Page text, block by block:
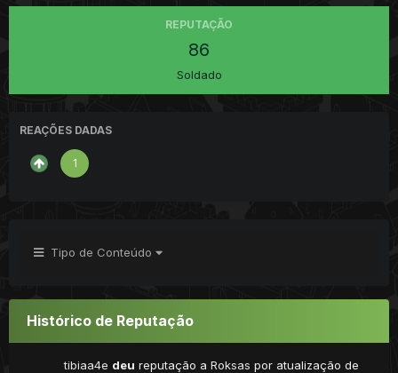
REPUTAÇÃO
86
Soldado
REAÇÕES DADAS
1
Tipo de Conteúdo
Histórico de Reputação
tibiaa4e deu reputação a Roksas por atualização de